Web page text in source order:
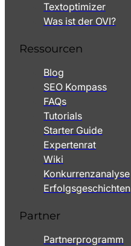
Textoptimizer
Was ist der OVI?
Ressourcen
Blog
SEO Kompass
FAQs
Tutorials
Starter Guide
Expertenrat
Wiki
Konkurrenzanalyse
Erfolgsgeschichten
Partner
Partnerprogramm